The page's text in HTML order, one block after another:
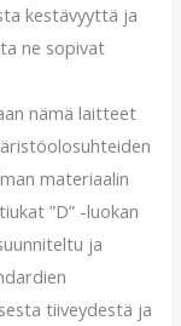
kestävyyttä ja
ne sopivat
nämä laitteet
materiaalin
”D” -luokan
ja
tiiveydestä ja